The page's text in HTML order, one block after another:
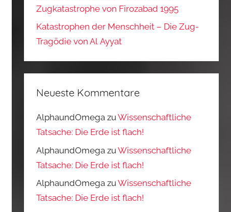
Zugkatastrophe von Firozabad 1995
Katastrophen der Menschheit – Die Zug-
Tragödie von Al Ayyat
Neueste Kommentare
AlphaundOmega zuWissenschaftliche
Tatsache: Die Erde ist flach!
AlphaundOmega zuWissenschaftliche
Tatsache: Die Erde ist flach!
AlphaundOmega zuWissenschaftliche
Tatsache: Die Erde ist flach!